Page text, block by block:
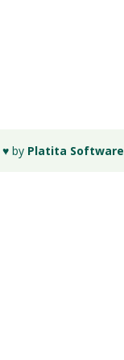
by Platita Software